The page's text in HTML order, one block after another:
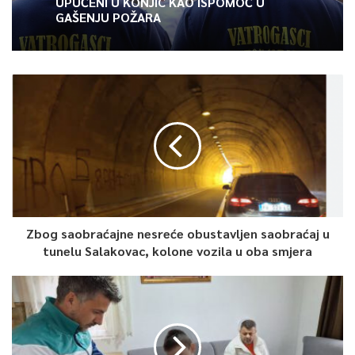
cijeli opozicioni blok imati jedno ime – rekao je Blanuša.
Branko Blanuša je rođen 1969. godine u Banjoj Luci u kojoj živi i
Univerziteta Banja Luka na kojem je bio dekan od 2017. do
Autor je mnogobrojnih naučnih radova, predavao je na brojim
univerzitetima u inostranstvu. Govori i piše engleski jezik.
Prijevremeni izbori za predsjednika RS biće održani 23.
novembra.
0
GAŠENJU POŽARA
Zbog saobraćajne nesreće obustavljen saobraćaj u
tunelu Salakovac, kolone vozila u oba smjera